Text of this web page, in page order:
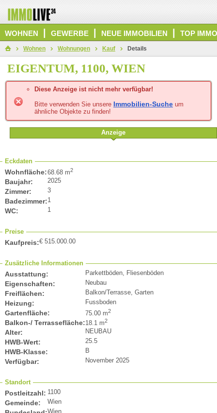
WOHNEN GEWERBE NEUE IMMOBILIEN TOP
Wohnen Wohnungen Kauf Details
EIGENTUM, 1100, WIEN
Diese Anzeige ist nicht mehr verfügbar!
Bitte verwenden Sie unsere Immobilien-Suche um
ähnliche Objekte zu finden!
Anzeige
Eckdaten
Wohnfläche:68.68 m2
Baujahr: 2025
Zimmer: 3
Badezimmer:1
WC: 1
Preise
Kaufpreis:€ 515.000.00
Zusätzliche Informationen
Ausstattung: Parkettböden, Fliesenböden
Eigenschaften: Neubau
Freiflächen: Balkon/Terrasse, Garten
Heizung: Fussboden
Gartenfläche: 75.00 m2
Balkon-/ Terrassefläche:18.1 m2
Alter: NEUBAU
HWB-Wert: 25.5
HWB-Klasse: B
Verfügbar: November 2025
Standort
Postleitzahl: 1100
Gemeinde: Wien
Wien